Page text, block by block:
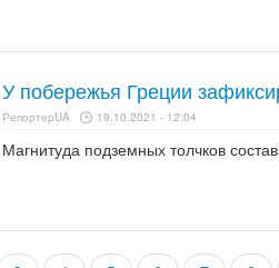
У побережья Греции
РепортерUA 19.10.2021 - 12:04
Магнитуда подземных толчков